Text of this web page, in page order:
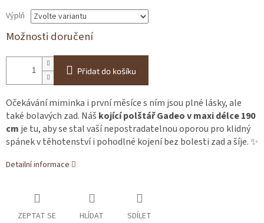
Výplň
Možnosti doručení
Přidat do košíku
Očekávání miminka i první měsíce s ním jsou plné lásky, ale
také bolavých zad. Náš kojící polštář Gadeo v maxi délce 190
cm je tu, aby se stal vaší nepostradatelnou oporou pro klidný
spánek v těhotenství i pohodlné kojení bez bolesti zad a šíje. ✨
Detailní informace
ZEPTAT SE HLÍDAT SDÍLET